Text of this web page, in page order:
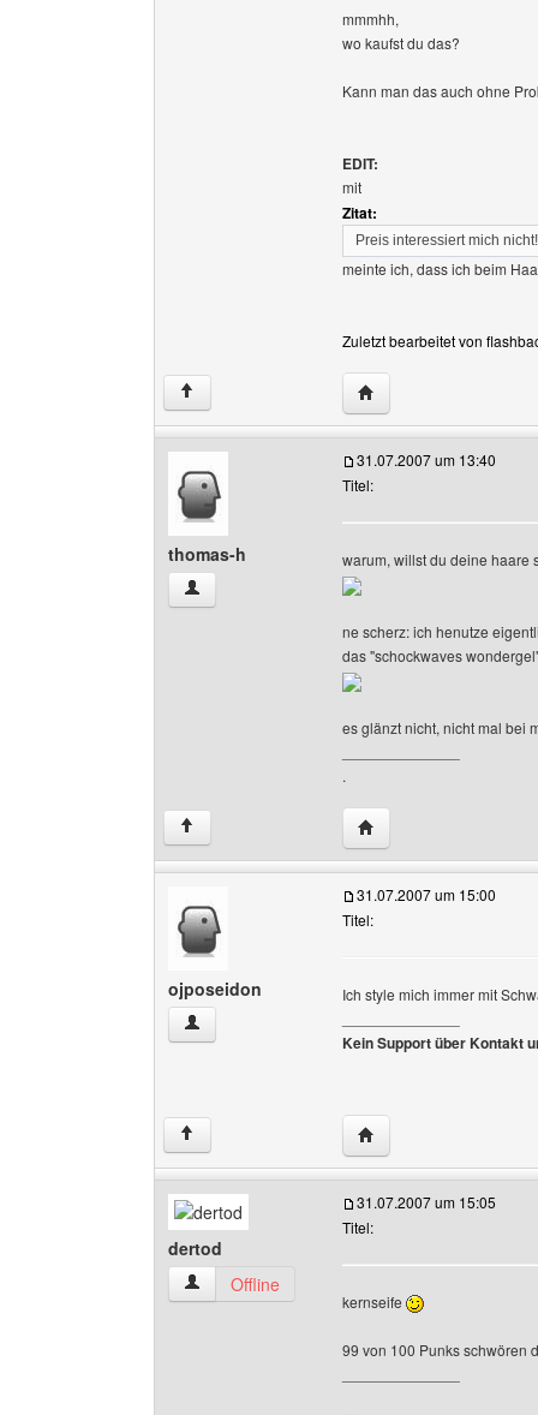
mmmhh,
wo kaufst du das?
Kann man das auch ohne
EDIT:
mit
Zitat:
Preis interessiert mich nicht!
meinte ich, dass ich beim
Zuletzt bearbeitet von
↑ Website dieses
thomas-h
thomas-h Benutzer-Profile anzeigen
31.07.2007 um 13:40
Titel:
warum, willst du deine haare
ne scherz: ich henutze
das "schockwaves
es glänzt nicht, nicht mal bei
.
↑ Website dieses
ojposeidon
ojposeidon Benutzer-Profile anzeigen
31.07.2007 um 15:00
Titel:
Ich style mich immer mit
Kein Support über Kontakt
↑ Website dieses
dertod
dertod Benutzer-Profile anzeigen
Offline
31.07.2007 um 15:05
Titel:
kernseife
99 von 100 Punks schwören